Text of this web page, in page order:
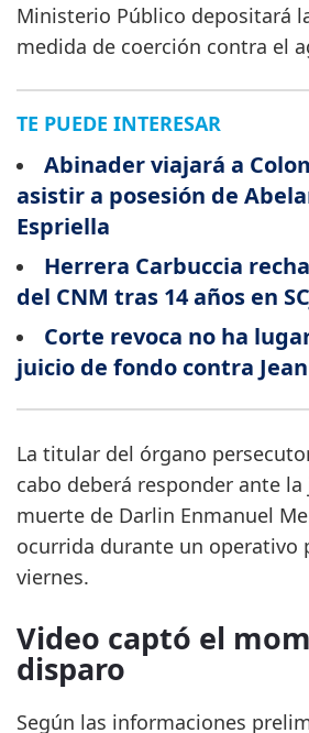
Ministerio Público depositará
medida de coerción contra el
TE PUEDE INTERESAR
Abinader viajará a
asistir a posesión de
Espriella
Herrera Carbuccia
del CNM tras 14 años en
Corte revoca no ha
juicio de fondo contra
La titular del órgano
cabo deberá responder ante
muerte de Darlin Enmanuel
ocurrida durante un operativo
viernes.
Video captó el
disparo
Según las informaciones